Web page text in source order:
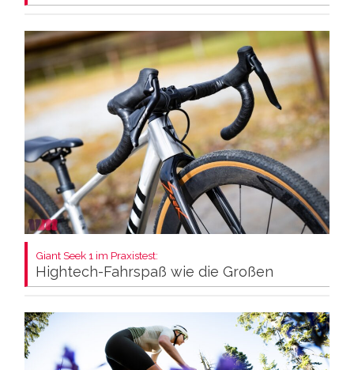
Giant Seek 1 im Praxistest:
Hightech-Fahrspaß wie die Großen